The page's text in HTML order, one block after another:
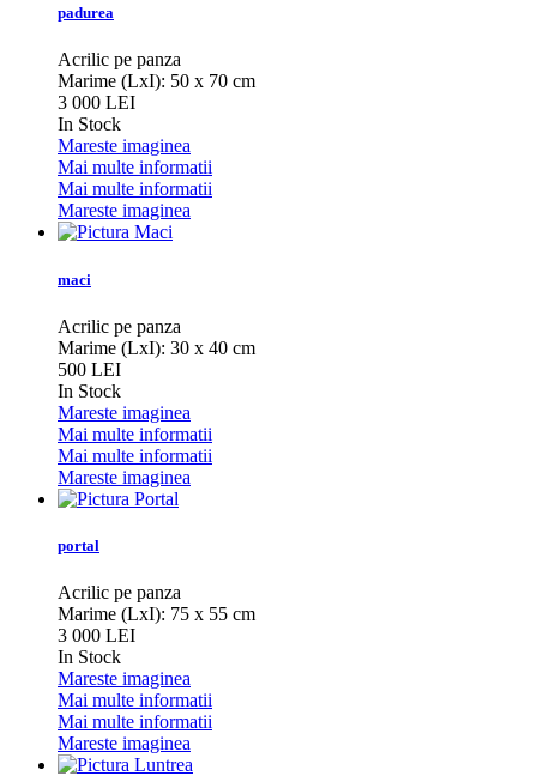
padurea
Acrilic pe panza
Marime (LxI): 50 x 70 cm
3 000 LEI
In Stock
Mareste imaginea
Mai multe informatii
Mai multe informatii
Mareste imaginea
maci
Acrilic pe panza
Marime (LxI): 30 x 40 cm
500 LEI
In Stock
Mareste imaginea
Mai multe informatii
Mai multe informatii
Mareste imaginea
portal
Acrilic pe panza
Marime (LxI): 75 x 55 cm
3 000 LEI
In Stock
Mareste imaginea
Mai multe informatii
Mai multe informatii
Mareste imaginea